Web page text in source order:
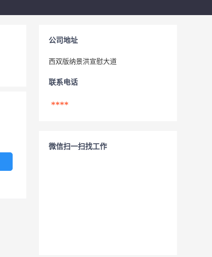
公司地址
西双版纳景洪宣慰大道
联系电话
****
微信扫一扫找工作